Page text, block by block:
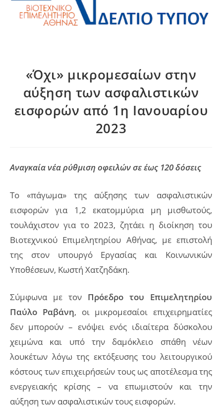
«Όχι» μικρομεσαίων στην
αύξηση των ασφαλιστικών
εισφορών από 1η Ιανουαρίου
2023
Αναγκαία νέα ρύθμιση οφειλών σε έως 120 δόσεις
Το «πάγωμα» της αύξησης των ασφαλιστικών
εισφορών για 1,2 εκατομμύρια μη μισθωτούς,
τουλάχιστον για το 2023, ζητάει η διοίκηση του
Βιοτεχνικού Επιμελητηρίου Αθήνας, με επιστολή
της στον υπουργό Εργασίας και Κοινωνικών
Υποθέσεων, Κωστή Χατζηδάκη.
Σύμφωνα με τον Πρόεδρο του Επιμελητηρίου
Παύλο Ραβάνη, οι μικρομεσαίοι επιχειρηματίες
δεν μπορούν – ενόψει ενός ιδιαίτερα δύσκολου
χειμώνα και υπό την δαμόκλειο σπάθη νέων
λουκέτων λόγω της εκτόξευσης του λειτουργικού
κόστους των επιχειρήσεών τους ως αποτέλεσμα της
ενεργειακής κρίσης – να επωμιστούν και την
αύξηση των ασφαλιστικών τους εισφορών.